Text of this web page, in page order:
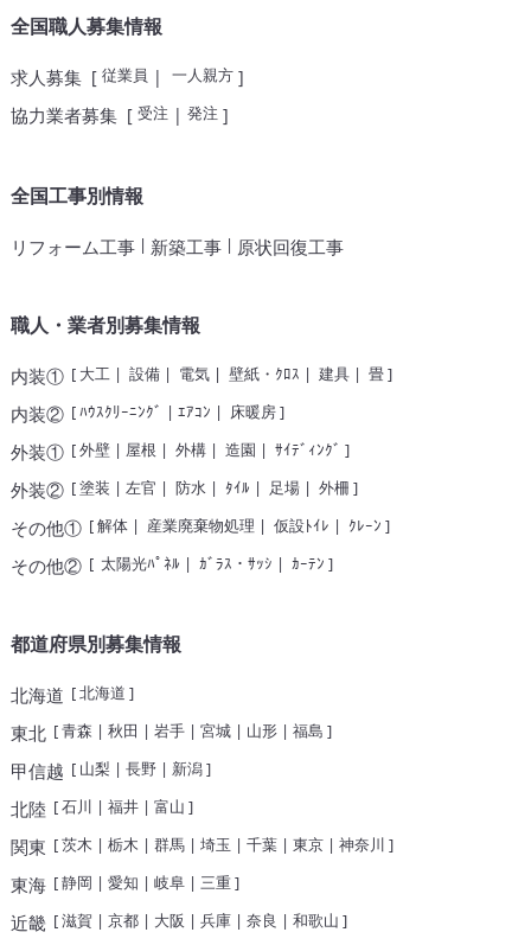
全国職人募集情報
求人募集[ 従業員| 一人親方]
協力業者募集[ 受注| 発注]
全国工事別情報
リフォーム工事| 新築工事| 原状回復工事
職人・業者別募集情報
内装①[ 大工| 設備| 電気| 壁紙・ｸﾛｽ | 建具| 畳]
内装②[ﾊｳｽｸﾘｰﾆﾝｸﾞ | ｴｱｺﾝ | 床暖房]
外装①[外壁| 屋根 | 外構| 造園 | ｻｲﾃﾞｨﾝｸﾞ ]
外装②[塗装 | 左官 | 防水| ﾀｲﾙ | 足場| 外柵 ]
その他①[解体| 産業廃棄物処理 | 仮設ﾄｲﾚ | ｸﾚｰﾝ ]
その他②[ 太陽光ﾊﾟﾈﾙ | ｶﾞﾗｽ・ｻｯｼ | ｶｰﾃﾝ ]
都道府県別募集情報
北海道 [北海道 ]
東北 [青森 | 秋田 | 岩手| 宮城| 山形| 福島 ]
甲信越 [ 山梨 | 長野| 新潟]
北陸 [石川 | 福井| 富山 ]
関東 [茨木 | 栃木 | 群馬| 埼玉 | 千葉| 東京| 神奈川 ]
東海[静岡 | 愛知 | 岐阜| 三重]
近畿[滋賀 | 京都| 大阪 | 兵庫| 奈良 | 和歌山 ]